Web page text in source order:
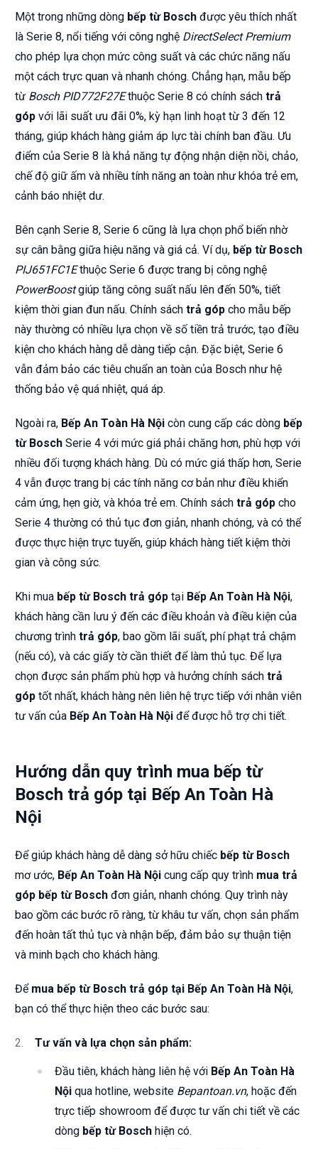
Một trong những dòng bếp từ Bosch được yêu thích nhất
là Serie 8, nổi tiếng với công nghệ DirectSelect Premium
cho phép lựa chọn mức công suất và các chức năng nấu
một cách trực quan và nhanh chóng. Chẳng hạn, mẫu bếp
từ Bosch PID772F27Ethuộc Serie 8 có chính sách trả
góp với lãi suất ưu đãi 0%, kỳ hạn linh hoạt từ 3 đến 12
tháng, giúp khách hàng giảm áp lực tài chính ban đầu. Ưu
điểm của Serie 8 là khả năng tự động nhận diện nồi, chảo,
chế độ giữ ấm và nhiều tính năng an toàn như khóa trẻ em,
cảnh báo nhiệt dư.
Bên cạnh Serie 8, Serie 6 cũng là lựa chọn phổ biến nhờ
sự cân bằng giữa hiệu năng và giá cả. Ví dụ, bếp từ Bosch
PIJ651FC1Ethuộc Serie 6 được trang bị công nghệ
PowerBoostgiúp tăng công suất nấu lên đến 50%, tiết
kiệm thời gian đun nấu. Chính sách trả góp cho mẫu bếp
này thường có nhiều lựa chọn về số tiền trả trước, tạo điều
kiện cho khách hàng dễ dàng tiếp cận. Đặc biệt, Serie 6
vẫn đảm bảo các tiêu chuẩn an toàn của Bosch như hệ
thống bảo vệ quá nhiệt, quá áp.
Ngoài ra, Bếp An Toàn Hà Nội còn cung cấp các dòng bếp
từ Bosch Serie 4 với mức giá phải chăng hơn, phù hợp với
nhiều đối tượng khách hàng. Dù có mức giá thấp hơn, Serie
4 vẫn được trang bị các tính năng cơ bản như điều khiển
cảm ứng, hẹn giờ, và khóa trẻ em. Chính sách trả góp cho
Serie 4 thường có thủ tục đơn giản, nhanh chóng, và có thể
được thực hiện trực tuyến, giúp khách hàng tiết kiệm thời
gian và công sức.
Khi mua bếp từ Bosch trả góp tại Bếp An Toàn Hà Nội,
khách hàng cần lưu ý đến các điều khoản và điều kiện của
chương trình trả góp, bao gồm lãi suất, phí phạt trả chậm
(nếu có), và các giấy tờ cần thiết để làm thủ tục. Để lựa
chọn được sản phẩm phù hợp và hưởng chính sách trả
góp tốt nhất, khách hàng nên liên hệ trực tiếp với nhân viên
tư vấn của Bếp An Toàn Hà Nội để được hỗ trợ chi tiết.
Hướng dẫn quy trình mua bếp từ
Bosch trả góp tại Bếp An Toàn Hà
Nội
Để giúp khách hàng dễ dàng sở hữu chiếc bếp từ Bosch
mơ ước, Bếp An Toàn Hà Nội cung cấp quy trình mua trả
góp bếp từ Bosch đơn giản, nhanh chóng. Quy trình này
bao gồm các bước rõ ràng, từ khâu tư vấn, chọn sản phẩm
đến hoàn tất thủ tục và nhận bếp, đảm bảo sự thuận tiện
và minh bạch cho khách hàng.
Để mua bếp từ Bosch trả góp tại Bếp An Toàn Hà Nội,
bạn có thể thực hiện theo các bước sau:
Tư vấn và lựa chọn sản phẩm:
Đầu tiên, khách hàng liên hệ với Bếp An Toàn Hà
Nội qua hotline, website Bepantoan.vn, hoặc đến
trực tiếp showroom để được tư vấn chi tiết về các
dòng bếp từ Bosch hiện có.